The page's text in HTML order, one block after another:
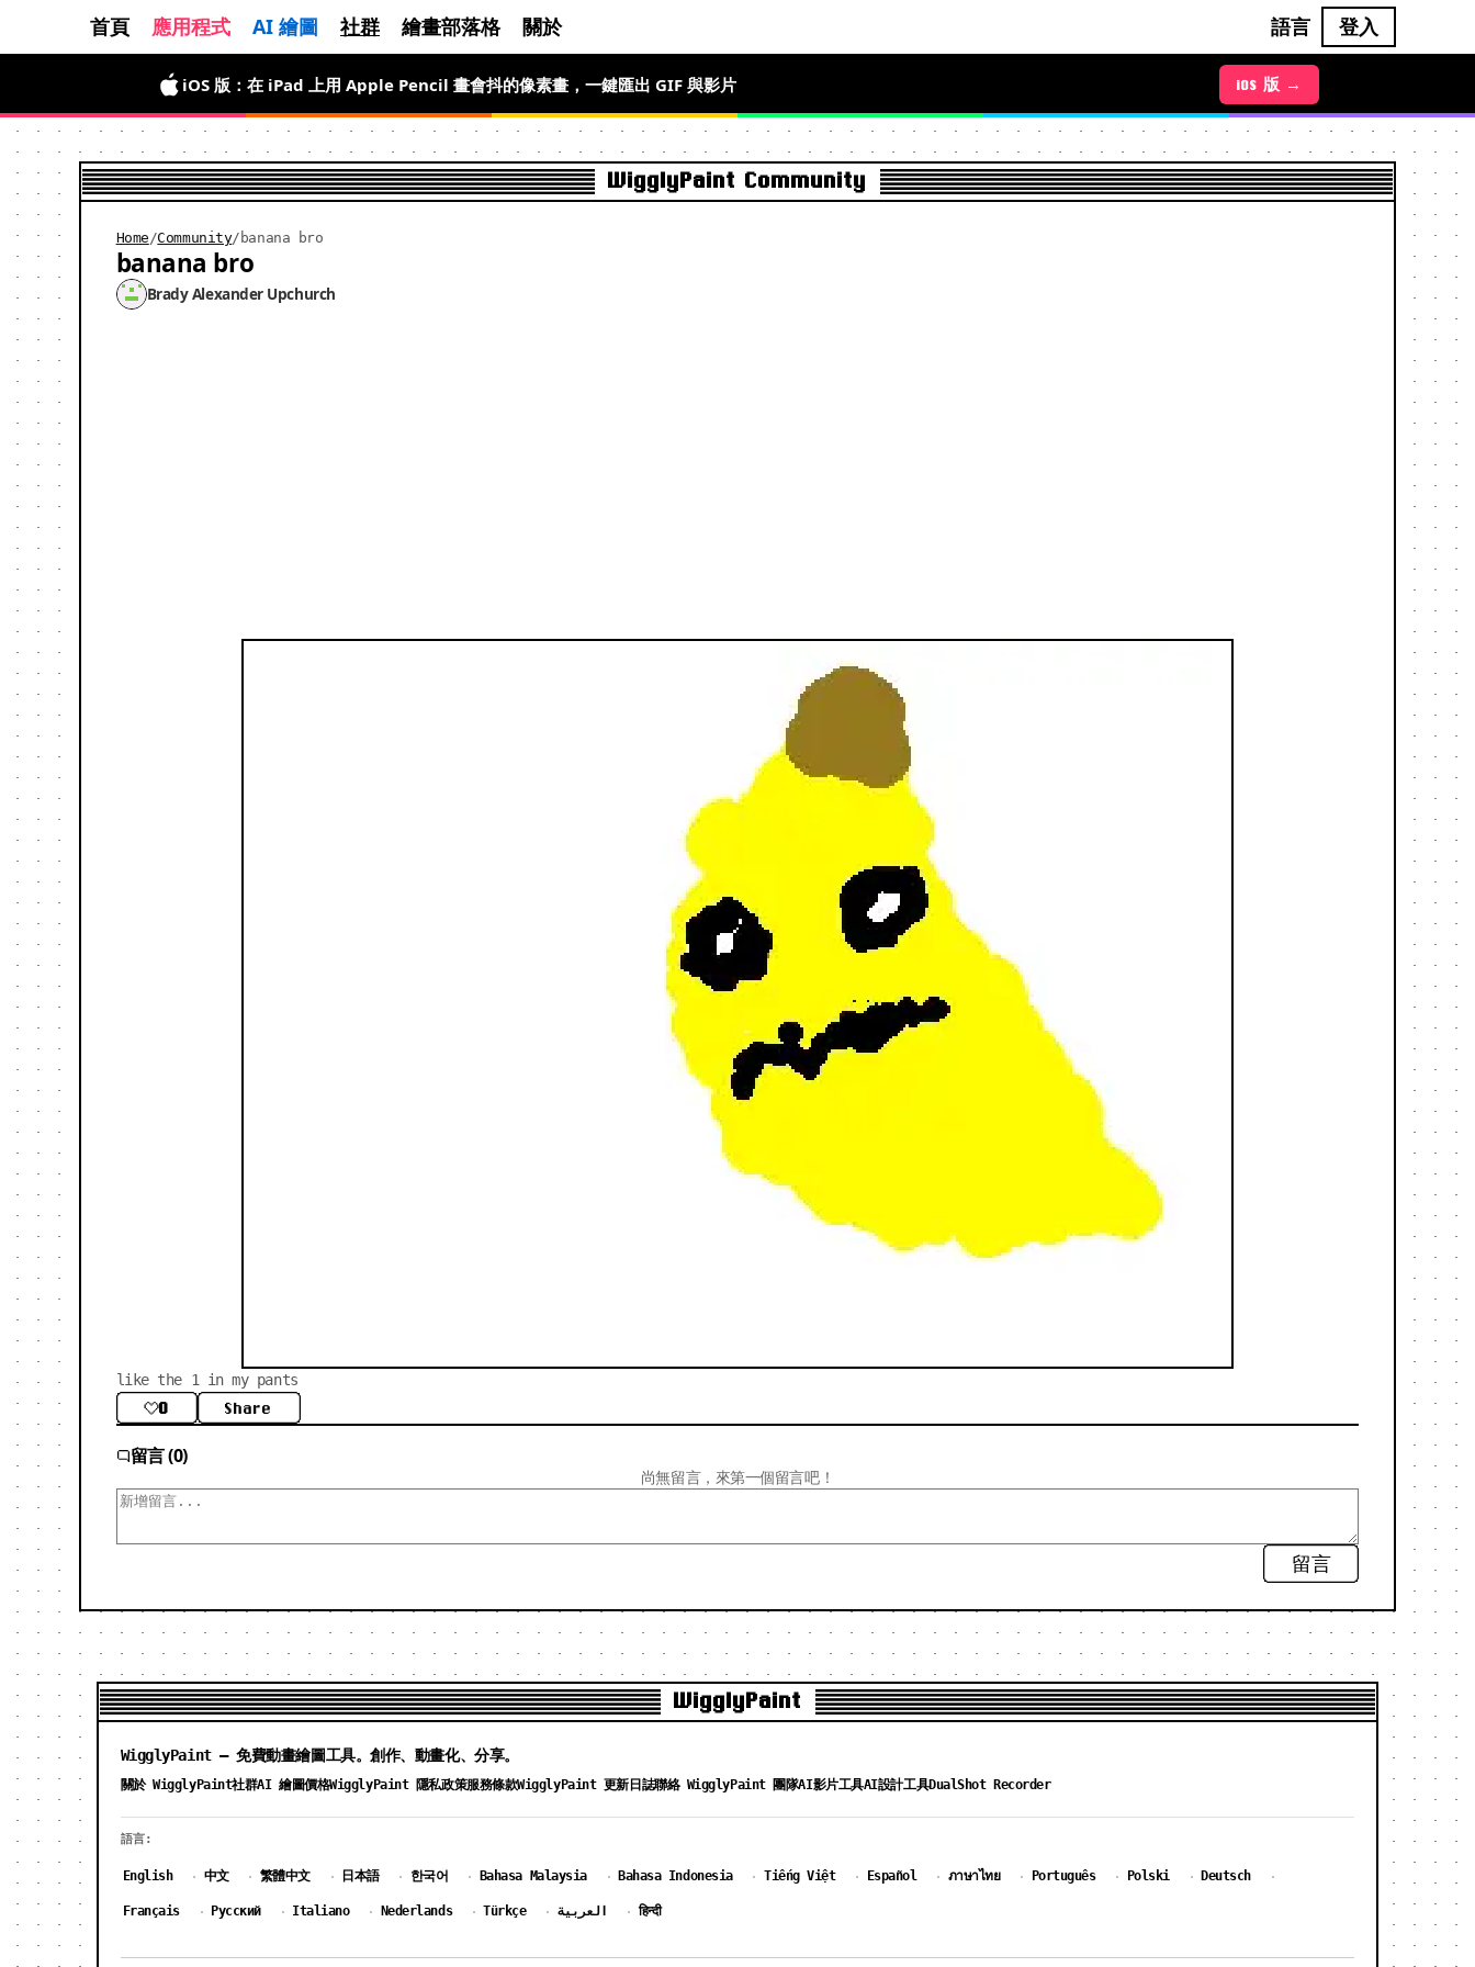
首頁 應用程式 AI 繪圖 社群 繪畫部落格 關於 語言 登入
Android 版已上線：限時免費，馬上畫會動的像素畫 Android 版 →
iOS 版：在 iPad 上用 Apple Pencil 畫會抖的像素畫，一鍵匯出 GIF 與影片 iOS 版 →
WigglyPaint Community
Home /Community/ banana bro
banana bro
Brady Alexander Upchurch
like the 1 in my pants
0 Share
留言 (0)
尚無留言，來第一個留言吧！
留言
WigglyPaint
WigglyPaint — 免費動畫繪圖工具。創作、動畫化、分享。
關於 WigglyPaint社群AI 繪圖價格WigglyPaint 隱私政策服務條款WigglyPaint 更新日誌聯絡 WigglyPaint 團隊AI影片工具AI設計工具DualShot Recorder
語言:
English · 中文 · 繁體中文 · 日本語 · 한국어 · Bahasa Malaysia · Bahasa Indonesia · Tiếng Việt · Español · ภาษาไทย · Português · Polski · Deutsch ·
Français · Русский · Italiano · Nederlands · Türkçe · العربية · हिन्दी